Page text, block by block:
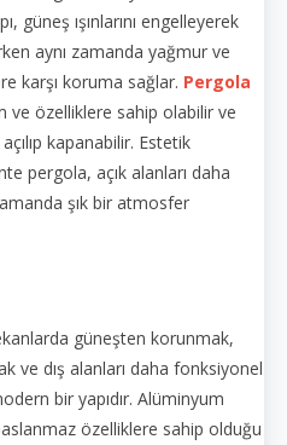
güneş ışınlarını engelleyerek
aynı zamanda yağmur ve
karşı koruma sağlar. Pergola
ve özelliklere sahip olabilir ve
kapanabilir. Estetik
pergola, açık alanları daha
şık bir atmosfer
güneşten korunmak,
ve dış alanları daha fonksiyonel
bir yapıdır. Alüminyum
özelliklere sahip olduğu